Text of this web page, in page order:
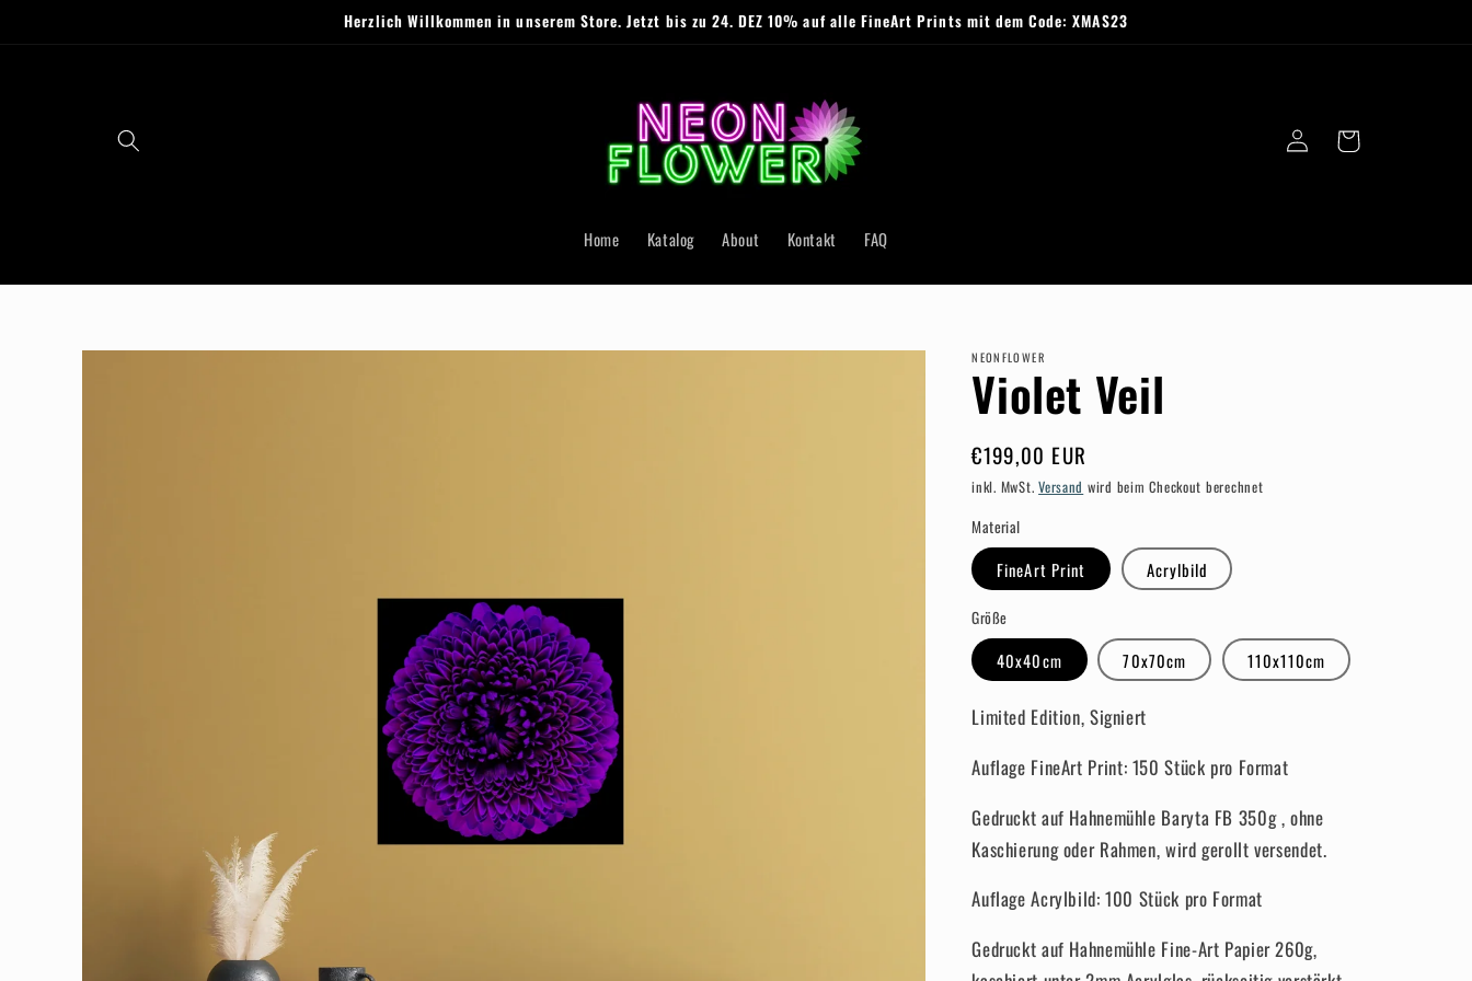
Herzlich Willkommen in unserem Store. Jetzt bis zu 24. DEZ 10% auf alle FineArt Prints mit dem Code: XMAS23
Home Katalog About Kontakt FAQ
Einloggen Warenkorb
Zu NEONFLOWER
Violet Veil
Normaler
Preis
€199,00 EUR
inkl. MwSt.Versand wird beim Checkout berechnet
Material
FineArt Print Acrylbild
Größe
40x40cm 70x70cm 110x110cm
Limited Edition, Signiert
Auflage FineArt Print: 150 Stück pro Format
Gedruckt auf Hahnemühle Baryta FB 350g , ohne
Kaschierung oder Rahmen, wird gerollt versendet.
Auflage Acrylbild: 100 Stück pro Format
Gedruckt auf Hahnemühle Fine-Art Papier 260g,